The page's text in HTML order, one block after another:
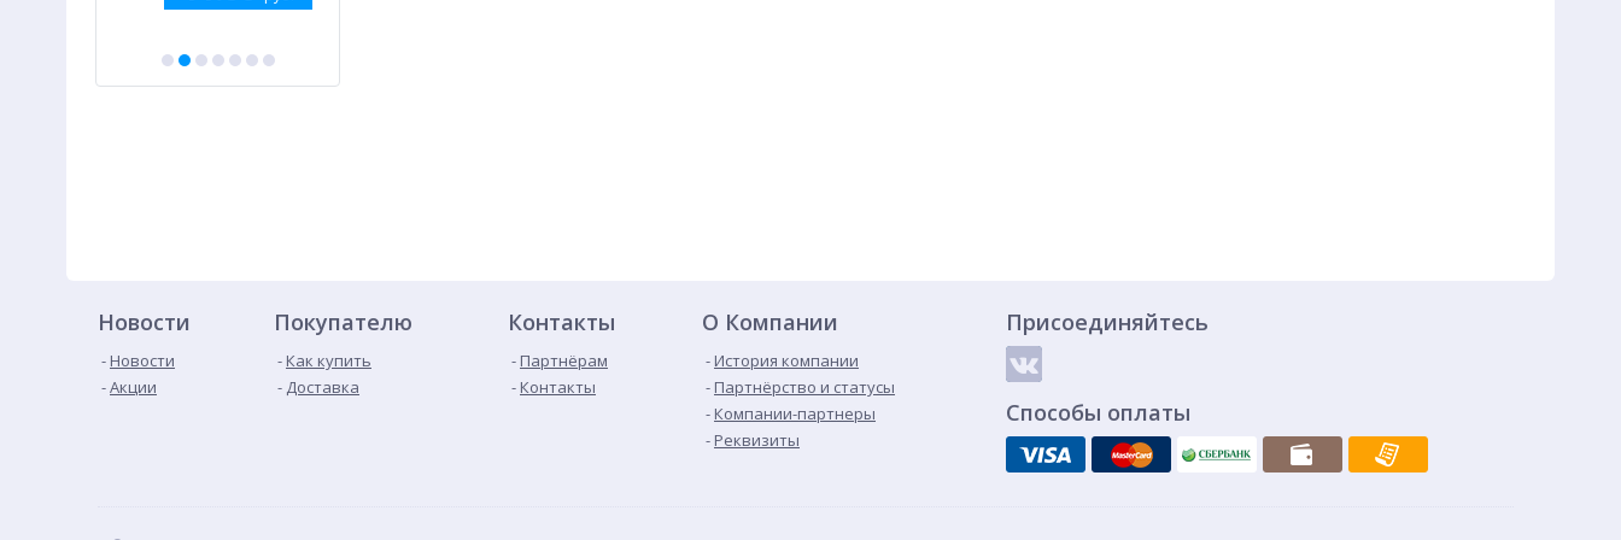
Новости
Новости
Акции
Покупателю
Как купить
Доставка
Контакты
Партнёрам
Контакты
О Компании
История компании
Партнёрство и статусы
Компании-партнеры
Реквизиты
Присоединяйтесь
Способы оплаты